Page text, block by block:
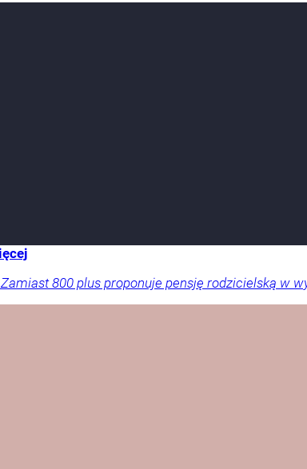
800 plus proponuje pensję rodzicielską w